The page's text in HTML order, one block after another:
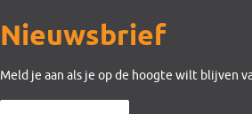
Nieuwsbrief
Meld je aan als je op de hoogte wilt blijven